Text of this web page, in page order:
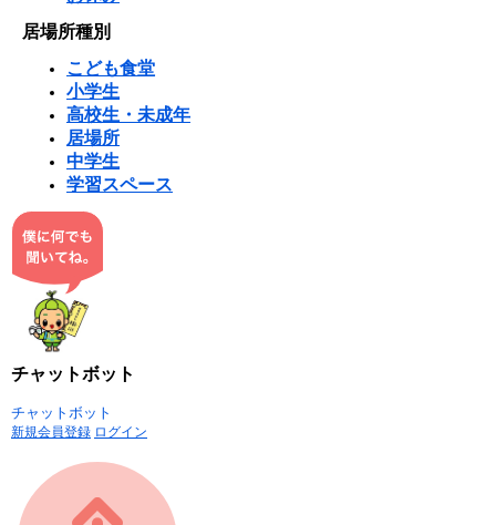
居場所種別
こども食堂
小学生
高校生・未成年
居場所
中学生
学習スペース
チャットボット
チャットボット
新規会員登録 ログイン